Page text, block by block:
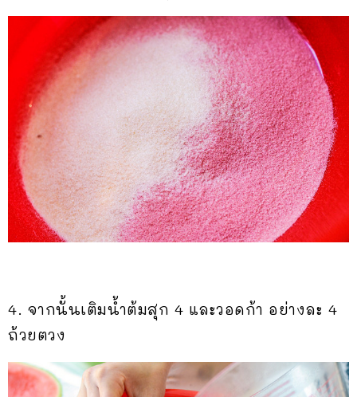
4. จากนั้นเติมน้ำต้มสุก 4 และวอดก้า อย่างละ 4
ถ้วยตวง